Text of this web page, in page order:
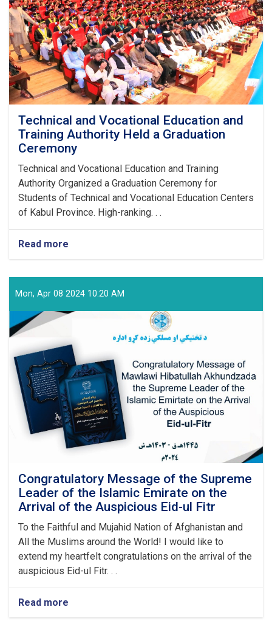
Technical and Vocational Education and
Training Authority Held a Graduation
Ceremony
Technical and Vocational Education and Training
Authority Organized a Graduation Ceremony for
Students of Technical and Vocational Education Centers
of Kabul Province. High-ranking. . .
Read more
Technical
Vocational
Education
Training
Held
a
Graduation
Ceremony
Mon, Apr 08 2024 10:20 AM
Congratulatory Message of the Supreme
Leader of the Islamic Emirate on the
Arrival of the Auspicious Eid-ul Fitr
To the Faithful and Mujahid Nation of Afghanistan and
All the Muslims around the World! I would like to
extend my heartfelt congratulations on the arrival of the
auspicious Eid-ul Fitr. . .
Read more
Congratulatory